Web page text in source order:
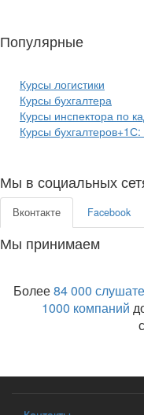
Популярные
Курсы логистики
Курсы бухгалтера
Курсы инспектора по
Курсы
Мы в социальных
Вконтакте Facebook
Мы принимаем
Более84 000
1000 компаний